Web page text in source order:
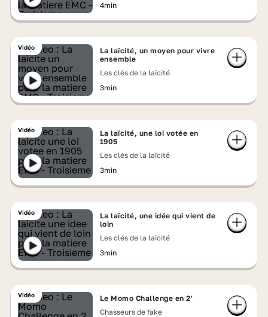
4min
Vidéo
La laïcité, un moyen pour vivre
ensemble
Les clés de la laïcité
3min
Vidéo
La laïcité, une loi votée en
1905
Les clés de la laïcité
3min
Vidéo
La laïcité, une idée qui vient de
loin
Les clés de la laïcité
3min
Vidéo
Le Momo Challenge en 2'
Chasseurs de fake